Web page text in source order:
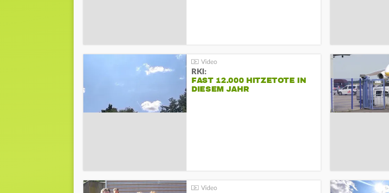
RKI:
FAST 12.000 HITZETOTE IN
DIESEM JAHR